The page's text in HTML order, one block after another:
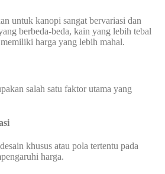
untuk kanopi sangat bervariasi dan
berbeda-beda, kain yang lebih tebal
harga yang lebih mahal.
salah satu faktor utama yang
khusus atau pola tertentu pada
harga.